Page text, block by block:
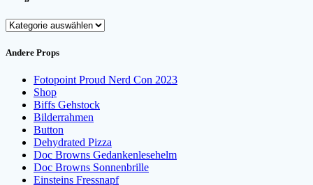
Kategorien
Andere Props
Fotopoint Proud Nerd Con 2023
Shop
Biffs Gehstock
Bilderrahmen
Button
Dehydrated Pizza
Doc Browns Gedankenlesehelm
Doc Browns Sonnenbrille
Einsteins Fressnapf